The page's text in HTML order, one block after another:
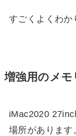
すごくよくわか
増強用のメ
iMac2020
場所があります